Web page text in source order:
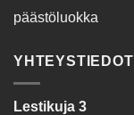
YHTEYSTIEDOT
Lestikuja 3